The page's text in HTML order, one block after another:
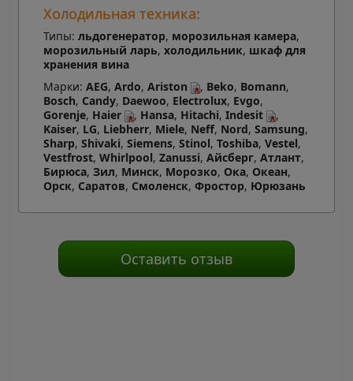
Холодильная техника:
Типы: льдогенератор, морозильная камера,
морозильный ларь, холодильник, шкаф для
хранения вина
Марки: AEG, Ardo, Ariston , Beko, Bomann,
Bosch, Candy, Daewoo, Electrolux, Evgo,
Gorenje, Haier , Hansa, Hitachi, Indesit
,
Kaiser, LG, Liebherr, Miele, Neff, Nord, Samsung,
Sharp, Shivaki, Siemens, Stinol, Toshiba, Vestel,
Vestfrost, Whirlpool, Zanussi, Айсберг, Атлант,
Бирюса, Зил, Минск, Морозко, Ока, Океан,
Орск, Саратов, Смоленск, Фростор, Юрюзань
Оставить отзыв